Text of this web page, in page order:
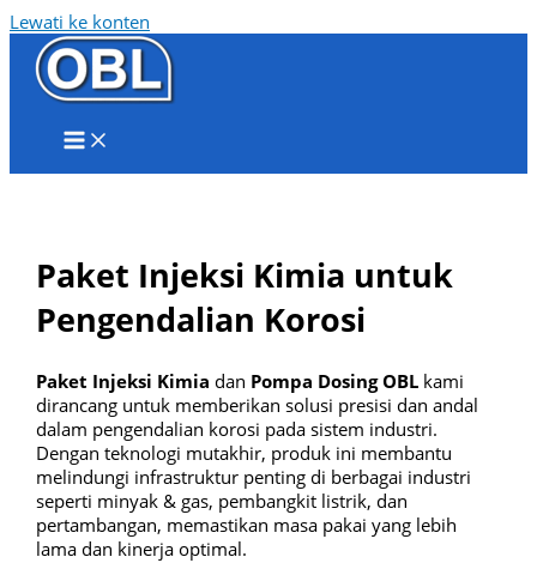
Lewati ke konten
Paket Injeksi Kimia untuk
Pengendalian Korosi
Paket Injeksi Kimia dan Pompa Dosing OBL kami
dirancang untuk memberikan solusi presisi dan andal
dalam pengendalian korosi pada sistem industri.
Dengan teknologi mutakhir, produk ini membantu
melindungi infrastruktur penting di berbagai industri
seperti minyak & gas, pembangkit listrik, dan
pertambangan, memastikan masa pakai yang lebih
lama dan kinerja optimal.